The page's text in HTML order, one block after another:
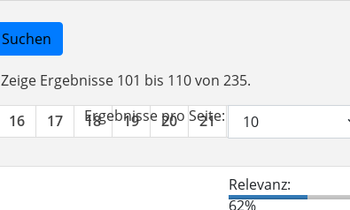
Suchen
Zeige Ergebnisse 101 bis 110 von 235.
16 17 18 19 20 21 22
Ergebnisse pro Seite:
Relevanz:
62%